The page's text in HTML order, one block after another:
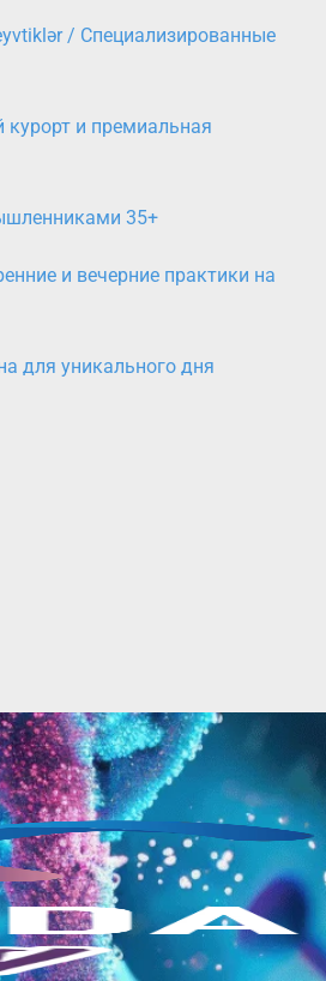
/ Специализированные
и премиальная
35+
и вечерние практики на
для уникального дня